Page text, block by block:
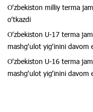
Oʻzbekiston milliy terma
oʻtkazdi
Oʻzbekiston U-17 terma
mashgʻulot yigʻinini davom
Oʻzbekiston U-16 terma
mashgʻulot yigʻinini